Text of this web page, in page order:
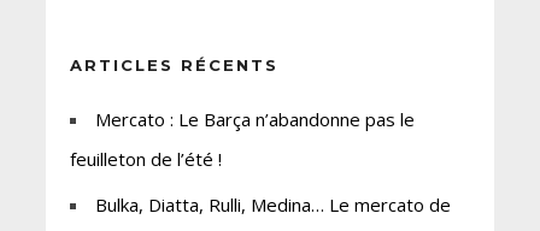
ARTICLES RÉCENTS
Mercato : Le Barça n’abandonne pas le
feuilleton de l’été !
Bulka, Diatta, Rulli, Medina… Le mercato de